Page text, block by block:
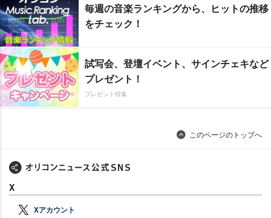
毎週の音楽ランキングから、ヒットの推移
をチェック！
試写会、登壇イベント、サインチェキなど
プレゼント！
プレゼント特集
このページのトップへ
X
Xアカウント